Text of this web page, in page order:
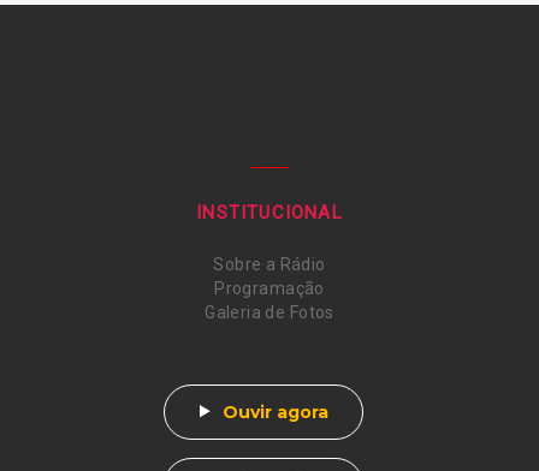
INSTITUCIONAL
Sobre a Rádio
Programação
Galeria de Fotos
Ouvir agora